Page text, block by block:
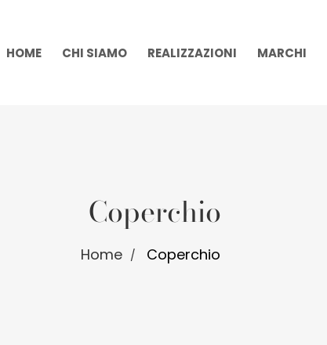
HOME CHI SIAMO REALIZZAZIONI MARCHI
Coperchio
Home Coperchio